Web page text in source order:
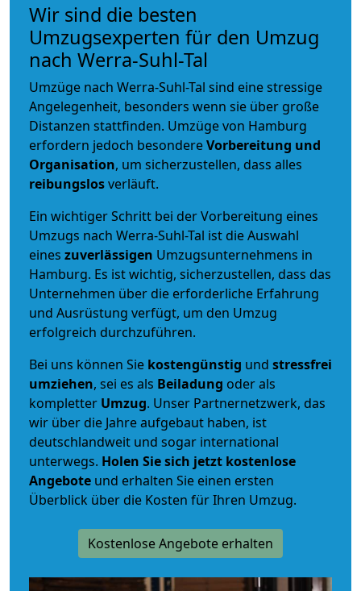
Wir sind die besten
Umzugsexperten für den Umzug
nach Werra-Suhl-Tal
Umzüge nach Werra-Suhl-Tal sind eine stressige
Angelegenheit, besonders wenn sie über große
Distanzen stattfinden. Umzüge von Hamburg
erfordern jedoch besondereVorbereitung und
Organisation, um sicherzustellen, dass alles
reibungslosverläuft.
Ein wichtiger Schritt bei der Vorbereitung eines
Umzugs nach Werra-Suhl-Tal ist die Auswahl
eines zuverlässigen Umzugsunternehmens in
Hamburg. Es ist wichtig, sicherzustellen, dass das
Unternehmen über die erforderliche Erfahrung
und Ausrüstung verfügt, um den Umzug
erfolgreich durchzuführen.
Bei uns können Sie kostengünstig und stressfrei
umziehen, sei es als Beiladung oder als
kompletter Umzug. Unser Partnernetzwerk, das
wir über die Jahre aufgebaut haben, ist
deutschlandweit und sogar international
unterwegs. Holen Sie sich jetzt kostenlose
Angebote und erhalten Sie einen ersten
Überblick über die Kosten für Ihren Umzug.
Kostenlose Angebote erhalten